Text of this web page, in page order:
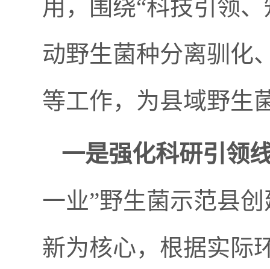
用，围绕“科技引领
动野生菌种分离驯化
等工作，为县域野生
一是强化科研引领
一业”野生菌示范县
新为核心，根据实际